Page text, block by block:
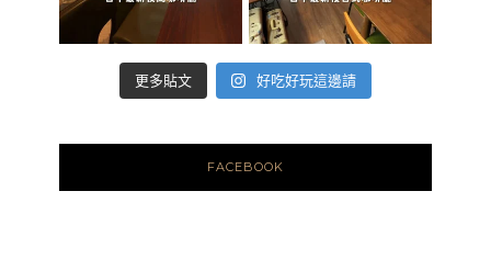
更多貼文 好吃好玩這邊請
FACEBOOK